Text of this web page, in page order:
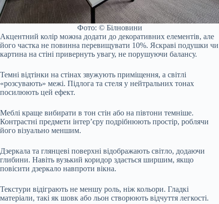
Фото: © Білновини
Акцентний колір можна додати до декоративних елементів, але
його частка не повинна перевищувати 10%. Яскраві подушки чи
картина на стіні привернуть увагу, не порушуючи балансу.
Темні відтінки на стінах звужують приміщення, а світлі
«розсувають» межі. Підлога та стеля у нейтральних тонах
посилюють цей ефект.
Меблі краще вибирати в тон стін або на півтони темніше.
Контрастні предмети інтер’єру подрібнюють простір, роблячи
його візуально меншим.
Дзеркала та глянцеві поверхні відображають світло, додаючи
глибини. Навіть вузький коридор здається ширшим, якщо
повісити дзеркало навпроти вікна.
Текстури відіграють не меншу роль, ніж кольори. Гладкі
матеріали, такі як шовк або льон створюють відчуття легкості.